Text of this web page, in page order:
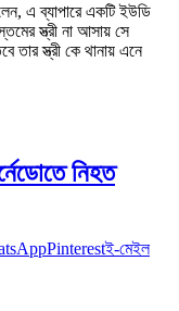
এ ব্যাপারে একটি ইউডি
স্ত্রী না আসায় সে
স্ত্রী কে থানায় এনে
নিহত
Pinterestই-মেইল